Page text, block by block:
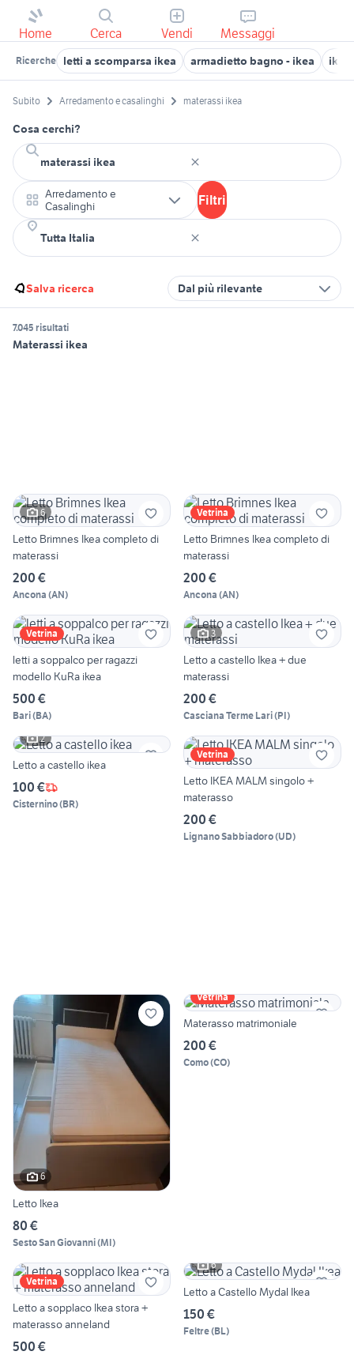
Home Cerca Vendi Messaggi
Ricerche letti a scomparsa ikea armadietto bagno - ikea ikea
Subito Arredamento e casalinghi materassi ikea
Cosa cerchi?
Arredamento e
Casalinghi
Filtri
Salva ricerca Dal più rilevante
7.045 risultati
Materassi ikea
6
Letto Brimnes Ikea completo di
materassi
200 €
Ancona (AN)
Vetrina
Letto Brimnes Ikea completo di
materassi
200 €
Ancona (AN)
Vetrina
letti a soppalco per ragazzi
modello KuRa ikea
500 €
Bari(BA)
3
Letto a castello Ikea + due
materassi
200 €
Casciana Terme Lari(PI)
2
Letto a castello ikea
100 €
Cisternino(BR)
Vetrina
Letto IKEA MALM singolo +
materasso
200 €
Lignano Sabbiadoro(UD)
6
Letto Ikea
80 €
Sesto San Giovanni(MI)
Vetrina
Materasso matrimoniale
200 €
Como(CO)
Vetrina
Letto a sopplaco Ikea stora +
materasso anneland
500 €
6
Letto a Castello Mydal Ikea
150 €
Feltre(BL)